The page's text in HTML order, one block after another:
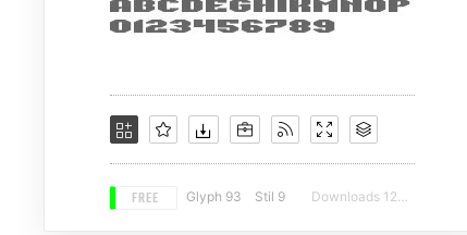
FREE Glyph 93 Stil 9 Downloads 12926